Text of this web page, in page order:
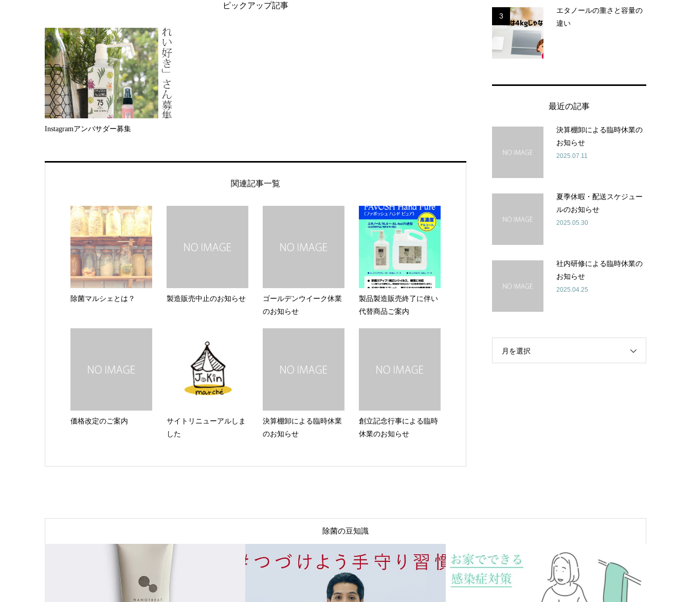
ピックアップ記事
Instagramアンバサダー募集
関連記事一覧
除菌マルシェとは？ 製造販売中止のお知らせ
ゴールデンウイーク休業
のお知らせ
製品製造販売終了に伴い
代替商品ご案内
価格改定のご案内
サイトリニューアルしま
した
決算棚卸による臨時休業
のお知らせ
創立記念行事による臨時
休業のお知らせ
3
エタノールの重さと容量の
違い
最近の記事
決算棚卸による臨時休業の
お知らせ
2025.07.11
夏季休暇・配送スケジュー
ルのお知らせ
2025.05.30
社内研修による臨時休業の
お知らせ
2025.04.25
月を選択
除菌の豆知識